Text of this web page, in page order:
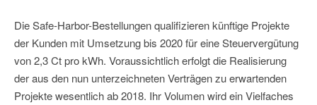
Die Safe-Harbor-Bestellungen qualifizieren künftige Projekte
der Kunden mit Umsetzung bis 2020 für eine Steuervergütung
von 2,3 Ct pro kWh. Voraussichtlich erfolgt die Realisierung
der aus den nun unterzeichneten Verträgen zu erwartenden
Projekte wesentlich ab 2018. Ihr Volumen wird ein Vielfaches